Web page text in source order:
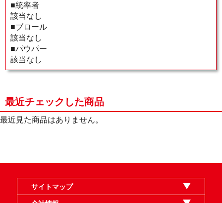
■統率者
該当なし
■ブロール
該当なし
■パウパー
該当なし
最近チェックした商品
最近見た商品はありません。
サイトマップ